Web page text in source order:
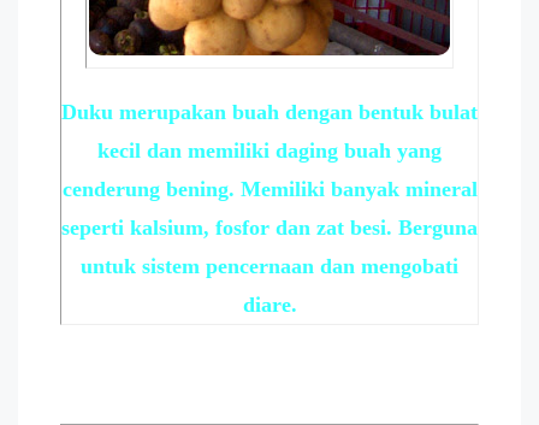
Duku merupakan buah dengan bentuk bulat
kecil dan memiliki daging buah yang
cenderung bening. Memiliki banyak mineral
seperti kalsium, fosfor dan zat besi. Berguna
untuk sistem pencernaan dan mengobati
diare.